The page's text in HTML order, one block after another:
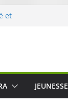
et
à
octobre
audio
JEUNESSE